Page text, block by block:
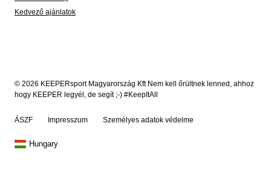
Kedvező ajánlatok
© 2026 KEEPERsport Magyarország Kft Nem kell őrültnek lenned, ahhoz
hogy KEEPER legyél, de segít ;-) #KeepItAll
ÁSZF Impresszum Személyes adatok védelme
Hungary